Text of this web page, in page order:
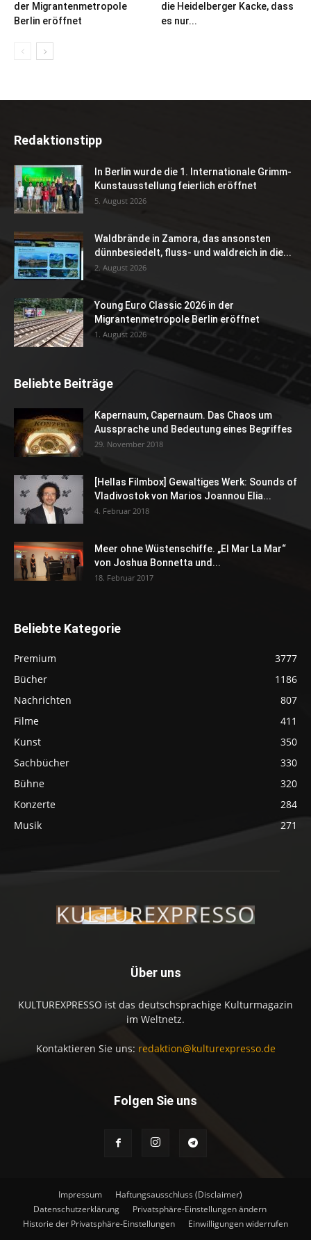
der Migrantenmetropole
Berlin eröffnet
die Heidelberger Kacke, dass
es nur...
Redaktionstipp
In Berlin wurde die 1. Internationale Grimm-
Kunstausstellung feierlich eröffnet
5. August 2026
Waldbrände in Zamora, das ansonsten
dünnbesiedelt, fluss- und waldreich in die...
2. August 2026
Young Euro Classic 2026 in der
Migrantenmetropole Berlin eröffnet
1. August 2026
Beliebte Beiträge
Kapernaum, Capernaum. Das Chaos um
Aussprache und Bedeutung eines Begriffes
29. November 2018
[Hellas Filmbox] Gewaltiges Werk: Sounds of
Vladivostok von Marios Joannou Elia...
4. Februar 2018
Meer ohne Wüstenschiffe. „El Mar La Mar“
von Joshua Bonnetta und...
18. Februar 2017
Beliebte Kategorie
Premium
3777
Bücher
1186
Nachrichten
807
Filme
411
Kunst
350
Sachbücher
330
Bühne
320
Konzerte
284
Musik
271
Über uns
KULTUREXPRESSO ist das deutschsprachige Kulturmagazin
im Weltnetz.
Kontaktieren Sie uns: redaktion@kulturexpresso.de
Folgen Sie uns
Impressum
Haftungsausschluss (Disclaimer)
Datenschutzerklärung
Privatsphäre-Einstellungen ändern
Historie der Privatsphäre-Einstellungen
Einwilligungen widerrufen